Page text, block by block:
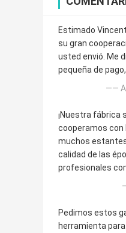
Estimado
su gran
usted envió. Me
pequeña de
——
¡Nuestra fábrica
cooperamos con
muchos
calidad de las
profesionales
Pedimos estos
herramienta